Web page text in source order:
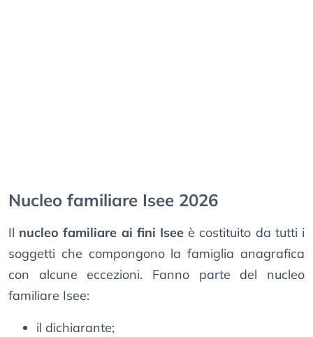
Nucleo familiare Isee 2026
Il nucleo familiare ai fini Isee è costituito da tutti i
soggetti che compongono la famiglia anagrafica
con alcune eccezioni. Fanno parte del nucleo
familiare Isee:
il dichiarante;